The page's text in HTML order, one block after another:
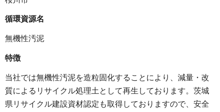
循環資源名
無機性汚泥
特徴
当社では無機性汚泥を造粒固化することにより、減量・改
質によるリサイクル処理土として再生しております。茨城
県リサイクル建設資材認定も取得しておりますので、安全